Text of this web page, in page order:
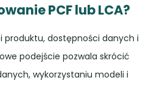
PCF lub LCA?
produktu, dostępności danych i
podejście pozwala skrócić
wykorzystaniu modeli i